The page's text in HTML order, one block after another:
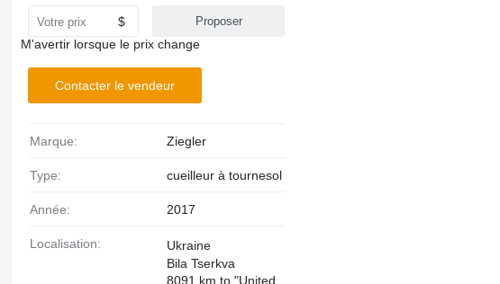
$ Proposer
M'avertir lorsque le prix change
Contacter le vendeur
Marque: Ziegler
Type: cueilleur à tournesol
Année: 2017
Localisation:
Ukraine
Bila Tserkva
8091 km to "United